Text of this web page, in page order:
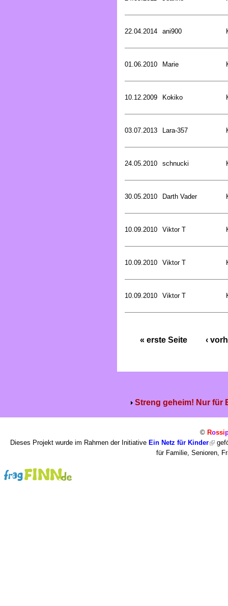
22.04.2014 ani900
01.06.2010 Marie
10.12.2009 Kokiko
03.07.2013 Lara-357
24.05.2010 schnucki
30.05.2010 Darth Vader
10.09.2010 Viktor T
10.09.2010 Viktor T
10.09.2010 Viktor T
« erste Seite ‹
Streng geheim! Nur für
© Rossi
Dieses Projekt wurde im Rahmen der Initiative Ein Netz für Kinder
für Familie, Senioren,